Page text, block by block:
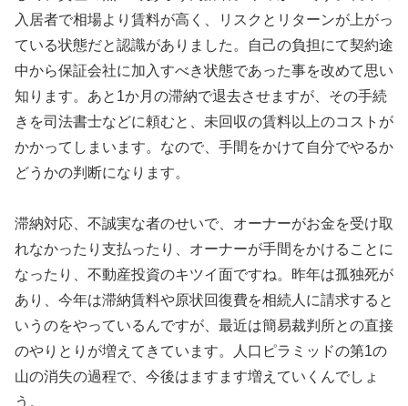
入居者で相場より賃料が高く、リスクとリターンが上がっ
ている状態だと認識がありました。自己の負担にて契約途
中から保証会社に加入すべき状態であった事を改めて思い
知ります。あと1か月の滞納で退去させますが、その手続
きを司法書士などに頼むと、未回収の賃料以上のコストが
かかってしまいます。なので、手間をかけて自分でやるか
どうかの判断になります。
滞納対応、不誠実な者のせいで、オーナーがお金を受け取
れなかったり支払ったり、オーナーが手間をかけることに
なったり、不動産投資のキツイ面ですね。昨年は孤独死が
あり、今年は滞納賃料や原状回復費を相続人に請求すると
いうのをやっているんですが、最近は簡易裁判所との直接
のやりとりが増えてきています。人口ピラミッドの第1の
山の消失の過程で、今後はますます増えていくんでしょ
う。